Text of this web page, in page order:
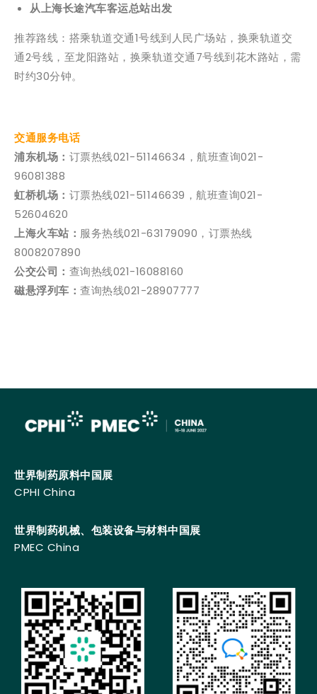
从上海长途汽车客运总站出发
推荐路线：搭乘轨道交通1号线到人民广场站，换乘轨道交
通2号线，至龙阳路站，换乘轨道交通7号线到花木路站，需
时约30分钟。
交通服务电话
浦东机场： 订票热线021-51146634，航班查询021-
96081388
虹桥机场： 订票热线021-51146639，航班查询021-
52604620
上海火车站： 服务热线021-63179090，订票热线
8008207890
公交公司： 查询热线021-16088160
磁悬浮列车： 查询热线021-28907777
世界制药原料中国展
CPHI China
世界制药机械、包装设备与材料中国展
PMEC China